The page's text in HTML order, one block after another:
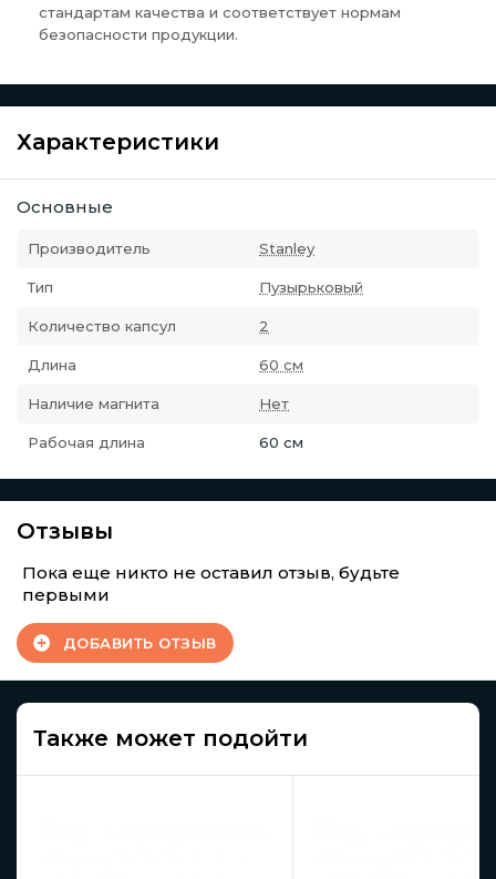
стандартам качества и соответствует нормам
безопасности продукции.
Характеристики
Основные
Производитель Stanley
Тип Пузырьковый
Количество капсул 2
Длина 60 см
Наличие магнита Нет
Рабочая длина 60 см
Отзывы
Пока еще никто не оставил отзыв, будьте
первыми
ДОБАВИТЬ ОТЗЫВ
Также может подойти